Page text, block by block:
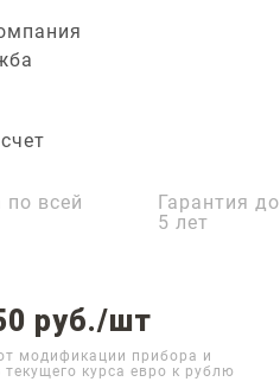
всей
Гарантия до
5 лет
руб./шт
модификации прибора и
курса евро к рублю